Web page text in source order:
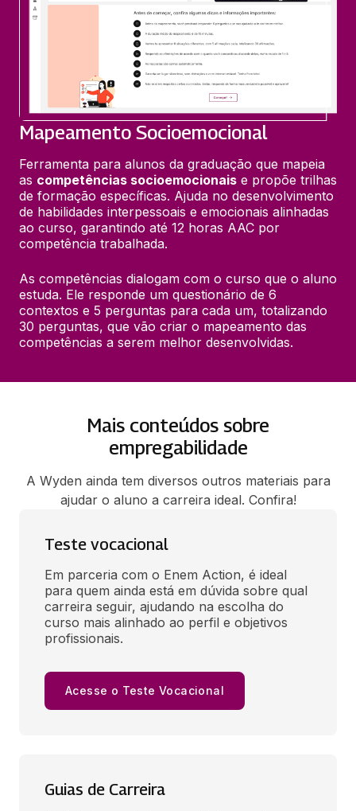
Mapeamento Socioemocional
Ferramenta para alunos da graduação que mapeia
as competências socioemocionais e propõe trilhas
de formação específicas. Ajuda no desenvolvimento
de habilidades interpessoais e emocionais alinhadas
ao curso, garantindo até 12 horas AAC por
competência trabalhada.
As competências dialogam com o curso que o aluno
estuda. Ele responde um questionário de 6
contextos e 5 perguntas para cada um, totalizando
30 perguntas, que vão criar o mapeamento das
competências a serem melhor desenvolvidas.
Mais conteúdos sobre
empregabilidade
A Wyden ainda tem diversos outros materiais para
ajudar o aluno a carreira ideal. Confira!
Teste vocacional
Em parceria com o Enem Action, é ideal
para quem ainda está em dúvida sobre qual
carreira seguir, ajudando na escolha do
curso mais alinhado ao perfil e objetivos
profissionais.
Acesse o Teste Vocacional
Guias de Carreira